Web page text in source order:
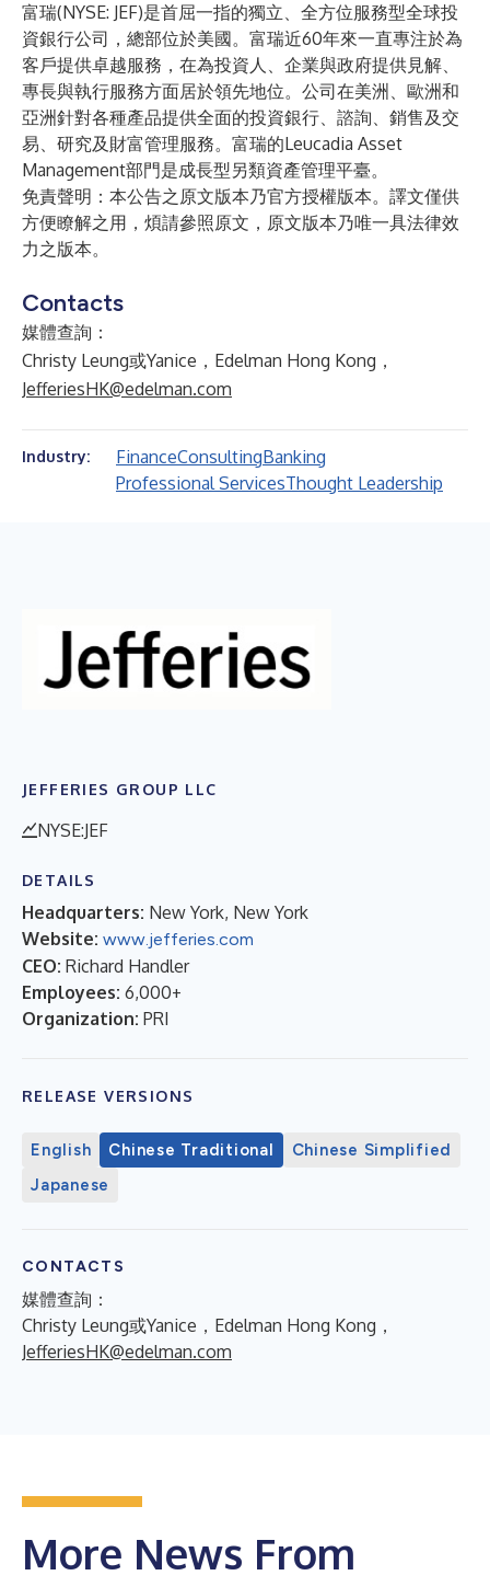
富瑞(NYSE: JEF)是首屈一指的獨立、全方位服務型全球投
資銀行公司，總部位於美國。富瑞近60年來一直專注於為
客戶提供卓越服務，在為投資人、企業與政府提供見解、
專長與執行服務方面居於領先地位。公司在美洲、歐洲和
亞洲針對各種產品提供全面的投資銀行、諮詢、銷售及交
易、研究及財富管理服務。富瑞的Leucadia Asset
Management部門是成長型另類資產管理平臺。
免責聲明：本公告之原文版本乃官方授權版本。譯文僅供
方便瞭解之用，煩請參照原文，原文版本乃唯一具法律效
力之版本。
Contacts
媒體查詢：
Christy Leung或Yanice，Edelman Hong Kong，
JefferiesHK@edelman.com
Industry: FinanceConsultingBanking
Professional ServicesThought Leadership
JEFFERIES GROUP LLC
NYSE:JEF
DETAILS
Headquarters: New York, New York
Website: www.jefferies.com
CEO: Richard Handler
Employees: 6,000+
Organization: PRI
RELEASE VERSIONS
English Chinese Traditional
Chinese Simplified
Japanese
CONTACTS
媒體查詢：
Christy Leung或Yanice，Edelman Hong Kong，
JefferiesHK@edelman.com
More News From